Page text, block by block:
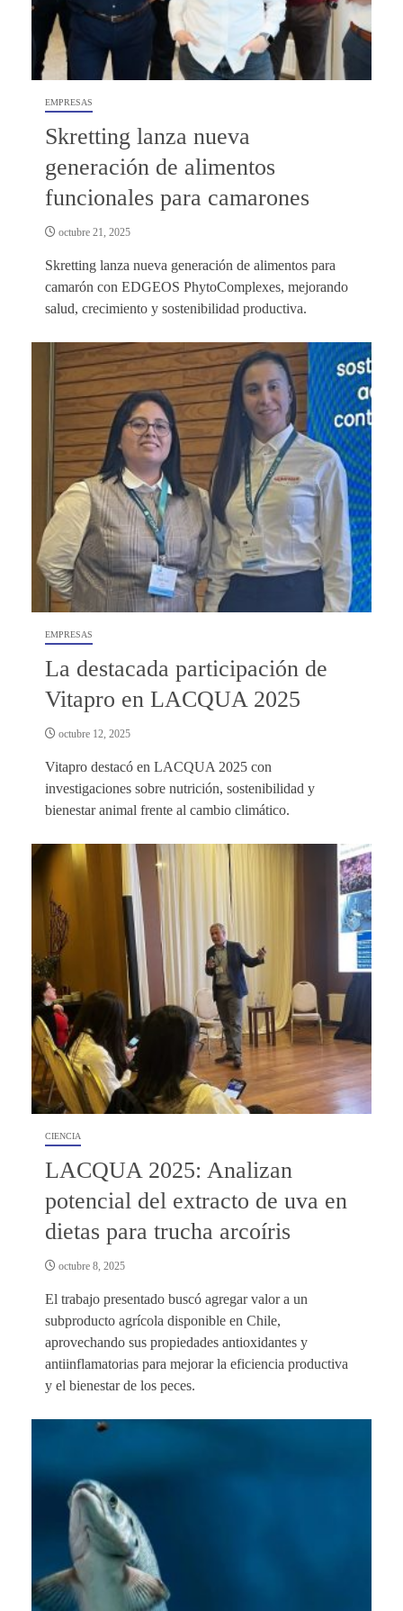
EMPRESAS
Skretting lanza nueva
generación de alimentos
funcionales para camarones
octubre 21, 2025
Skretting lanza nueva generación de alimentos para
camarón con EDGEOS PhytoComplexes, mejorando
salud, crecimiento y sostenibilidad productiva.
EMPRESAS
La destacada participación de
Vitapro en LACQUA 2025
octubre 12, 2025
Vitapro destacó en LACQUA 2025 con
investigaciones sobre nutrición, sostenibilidad y
bienestar animal frente al cambio climático.
CIENCIA
LACQUA 2025: Analizan
potencial del extracto de uva en
dietas para trucha arcoíris
octubre 8, 2025
El trabajo presentado buscó agregar valor a un
subproducto agrícola disponible en Chile,
aprovechando sus propiedades antioxidantes y
antiinflamatorias para mejorar la eficiencia productiva
y el bienestar de los peces.